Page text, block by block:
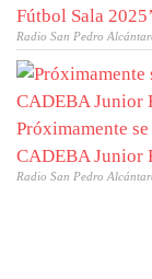
Fútbol Sala 2025’
Radio San Pedro
Próximamente
CADEBA Junior
Radio San Pedro